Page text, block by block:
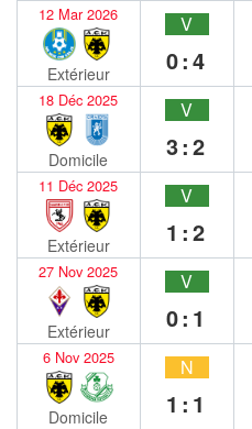
12 Mar 2026
Extérieur
V
0:4
18 Déc 2025
Domicile
V
3:2
11 Déc 2025
Extérieur
V
1:2
27 Nov 2025
Extérieur
V
0:1
6 Nov 2025
Domicile
N
1:1